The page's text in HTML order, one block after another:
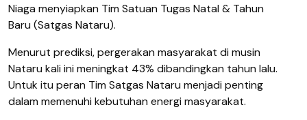
Niaga menyiapkan Tim Satuan Tugas Natal & Tahun
Baru (Satgas Nataru).
Menurut prediksi, pergerakan masyarakat di musin
Nataru kali ini meningkat 43% dibandingkan tahun lalu.
Untuk itu peran Tim Satgas Nataru menjadi penting
dalam memenuhi kebutuhan energi masyarakat.